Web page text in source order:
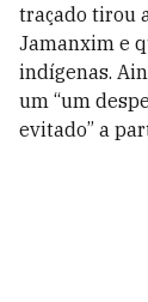
traçado tirou
Jamanxim e
indígenas.
um “um
evitado” a